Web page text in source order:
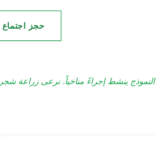
حجز اجتماع
ينشط إجراءً مناخياً. نرعى زراعة